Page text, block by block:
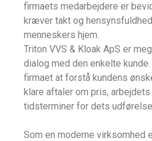
firmaets medarbejdere er
kræver takt og
menneskers hjem.
Triton VVS & Kloak ApS er
dialog med den enkelte
firmaet at forstå kundens
klare aftaler om pris, arbejdets
tidsterminer for dets
Som en moderne virksomhed